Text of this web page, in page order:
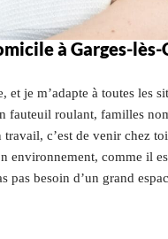
à Garges-
et je m’adapte à toutes les
fauteuil roulant, familles
c’est de venir chez
environnement, comme il
pas besoin d’un grand